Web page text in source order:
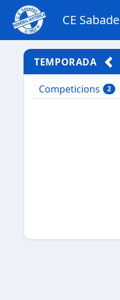
CE
TEMPORADA
Competicions 2